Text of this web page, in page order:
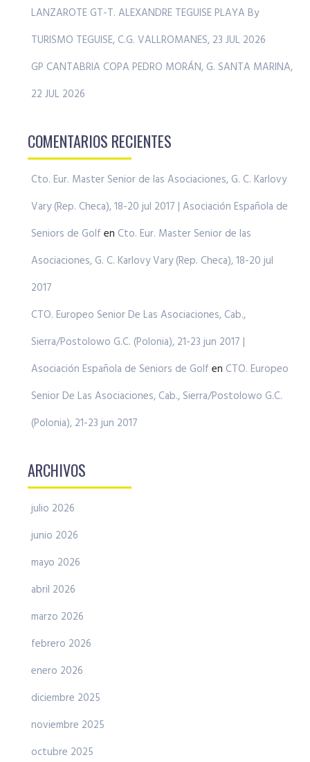
LANZAROTE GT-T. ALEXANDRE TEGUISE PLAYA By
TURISMO TEGUISE, C.G. VALLROMANES, 23 JUL 2026
GP CANTABRIA COPA PEDRO MORÁN, G. SANTA MARINA,
22 JUL 2026
COMENTARIOS RECIENTES
Cto. Eur. Master Senior de las Asociaciones, G. C. Karlovy
Vary (Rep. Checa), 18-20 jul 2017 | Asociación Española de
Seniors de Golf en Cto. Eur. Master Senior de las
Asociaciones, G. C. Karlovy Vary (Rep. Checa), 18-20 jul
2017
CTO. Europeo Senior De Las Asociaciones, Cab.,
Sierra/Postolowo G.C. (Polonia), 21-23 jun 2017 |
Asociación Española de Seniors de Golf en CTO. Europeo
Senior De Las Asociaciones, Cab., Sierra/Postolowo G.C.
(Polonia), 21-23 jun 2017
ARCHIVOS
julio 2026
junio 2026
mayo 2026
abril 2026
marzo 2026
febrero 2026
enero 2026
diciembre 2025
noviembre 2025
octubre 2025